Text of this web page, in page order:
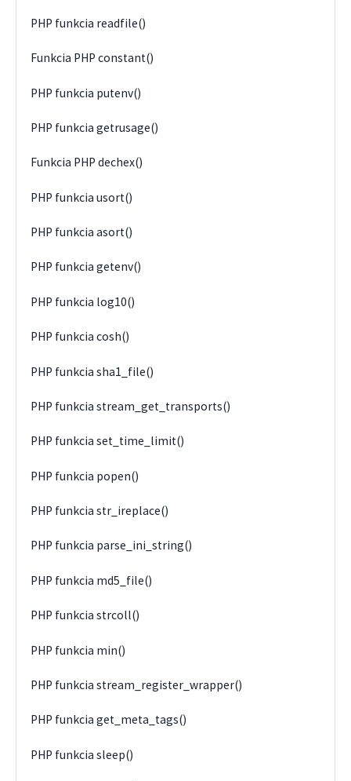
PHP funkcia readfile()
Funkcia PHP constant()
PHP funkcia putenv()
PHP funkcia getrusage()
Funkcia PHP dechex()
PHP funkcia usort()
PHP funkcia asort()
PHP funkcia getenv()
PHP funkcia log10()
PHP funkcia cosh()
PHP funkcia sha1_file()
PHP funkcia stream_get_transports()
PHP funkcia set_time_limit()
PHP funkcia popen()
PHP funkcia str_ireplace()
PHP funkcia parse_ini_string()
PHP funkcia md5_file()
PHP funkcia strcoll()
PHP funkcia min()
PHP funkcia stream_register_wrapper()
PHP funkcia get_meta_tags()
PHP funkcia sleep()